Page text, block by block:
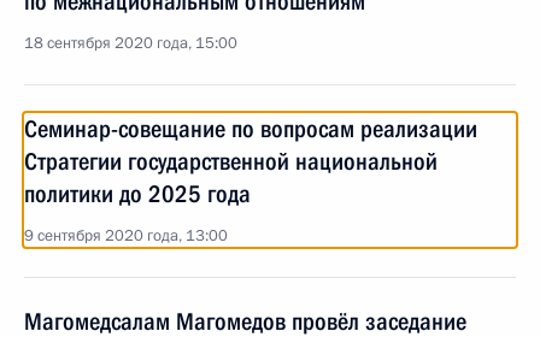
18 сентября 2020 года, 15:00
Семинар-совещание по вопросам реализации
Стратегии государственной национальной
политики до 2025 года
9 сентября 2020 года, 13:00
Магомедсалам Магомедов провёл заседание